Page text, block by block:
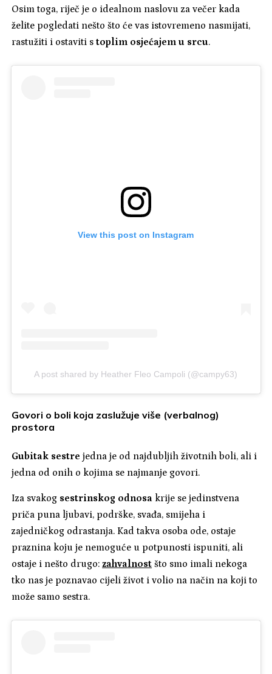
Osim toga, riječ je o idealnom naslovu za večer kada
želite pogledati nešto što će vas istovremeno nasmijati,
rastužiti i ostaviti stoplim osjećajem u srcu.
View this post on Instagram
A post shared by Heather Fleo Campoli (@campy63)
Govori o boli koja zaslužuje više (verbalnog)
prostora
Gubitak sestre jedna je od najdubljih životnih boli, ali i
jedna od onih o kojima se najmanje govori.
Iza svakog sestrinskog odnosa krije se jedinstvena
priča puna ljubavi, podrške, svađa, smijeha i
zajedničkog odrastanja. Kad takva osoba ode, ostaje
praznina koju je nemoguće u potpunosti ispuniti, ali
ostaje i nešto drugo:zahvalnost što smo imali nekoga
tko nas je poznavao cijeli život i volio na način na koji to
može samo sestra.